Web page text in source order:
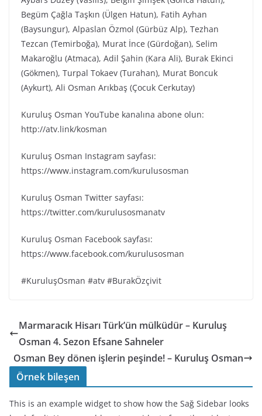
Begüm Çağla Taşkın (Ülgen Hatun), Fatih Ayhan
(Baysungur), Alpaslan Özmol (Gürbüz Alp), Tezhan
Tezcan (Temirboğa), Murat İnce (Gürdoğan), Selim
Makaroğlu (Atmaca), Adil Şahin (Kara Ali), Burak Ekinci
(Gökmen), Turpal Tokaev (Turahan), Murat Boncuk
(Aykurt), Ali Osman Arıkbaş (Çocuk Cerkutay)
Kuruluş Osman YouTube kanalına abone olun:
http://atv.link/kosman
Kuruluş Osman Instagram sayfası:
https://www.instagram.com/kurulusosman
Kuruluş Osman Twitter sayfası:
https://twitter.com/kurulusosmanatv
Kuruluş Osman Facebook sayfası:
https://www.facebook.com/kurulusosman
#KuruluşOsman #atv #BurakÖzçivit
Marmaracık Hisarı Türk’ün mülküdür – Kuruluş
Osman 4. Sezon Efsane Sahneler
Osman Bey dönen işlerin peşinde! – Kuruluş Osman
Örnek bileşen
This is an example widget to show how the Sağ Sidebar looks